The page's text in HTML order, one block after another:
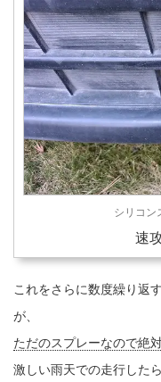
シリコン
速
これをさらに数度繰り返
が、
ただのスプレーなので絶
激しい雨天での走行した